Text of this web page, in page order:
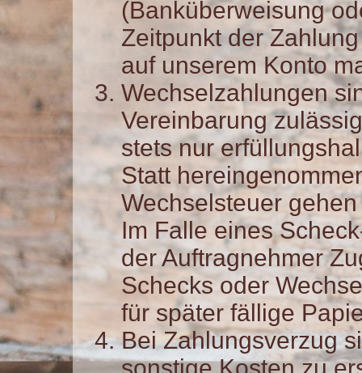
(Banküberweisung
Zeitpunkt der
auf unserem Konto
Wechselzahlungen
Vereinbarung
stets nur
Statt
Wechselsteuer
Im Falle eines
der Auftragnehmer
Schecks oder
für später fällige
Bei Zahlungsverzug
sonstige Kosten zu